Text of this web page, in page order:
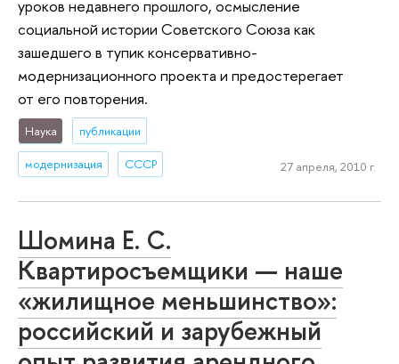
уроков недавнего прошлого, осмысление
социальной истории Советского Союза как
зашедшего в тупик консервативно-
модернизационного проекта и предостерегает
от его повторения.
Наука публикации
модернизация СССР 27 апреля, 2010 г.
Шомина Е. С.
Квартиросъемщики — наше
«жилищное меньшинство»:
российский и зарубежный